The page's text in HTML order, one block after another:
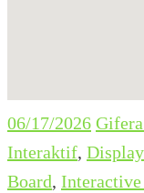
06/17/2026
Interaktif,
Board,